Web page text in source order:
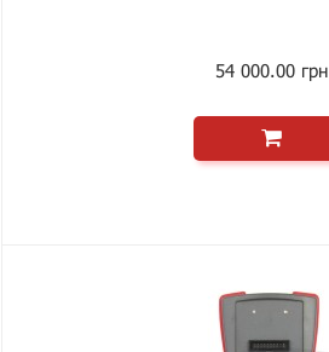
54 000.00 грн